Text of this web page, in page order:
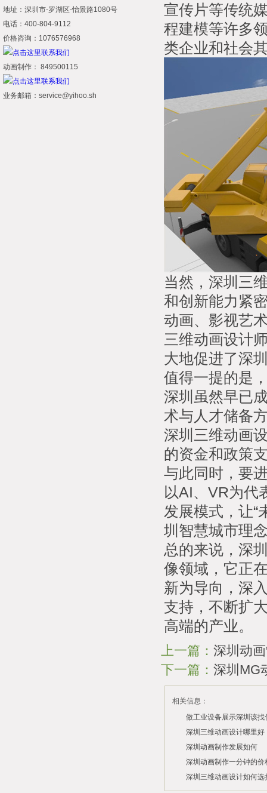
地址：深圳市-罗湖区-怡景路1080号
电话：400-804-9112
价格咨询：1076576968
动画制作： 849500115
业务邮箱：service@yihoo.sh
宣传片等传统
程建模等许多
类企业和社会
当然，深圳三
和创新能力紧
动画、影视艺
三维动画设计
大地促进了深
值得一提的是
深圳虽然早已
术与人才储备
深圳三维动画
的资金和政策
与此同时，要
以AI、VR为代
发展模式，让“
圳智慧城市理
总的来说，深
像领域，它正
新为导向，深
支持，不断扩
高端的产业。
上一篇： 深圳动
下一篇： 深圳MG
相关信息：
做工业设备展示深圳该
司？
2026/07/21
深圳三维动画设计哪里好
2026/03/10
深圳动画制作发展如何
2026/03/03
深圳动画制作一分钟的价
2026/02/28
深圳三维动画设计如何选